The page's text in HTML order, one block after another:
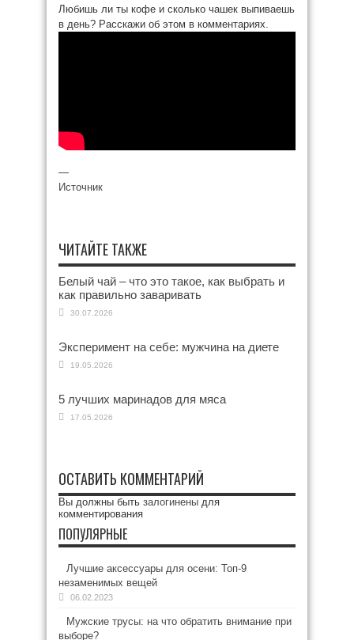
Любишь ли ты кофе и сколько чашек выпиваешь
в день? Расскажи об этом в комментариях.
—
Источник
ЧИТАЙТЕ ТАКЖЕ
Белый чай – что это такое, как выбрать и
как правильно заваривать
30.07.2026
Эксперимент на себе: мужчина на диете
19.05.2026
5 лучших маринадов для мяса
17.05.2026
ОСТАВИТЬ КОММЕНТАРИЙ
Вы должны быть залогинены для
комментирования
ПОПУЛЯРНЫЕ
Лучшие аксессуары для осени: Топ-9
незаменимых вещей
06.02.2023
Мужские трусы: на что обратить внимание при
выборе?